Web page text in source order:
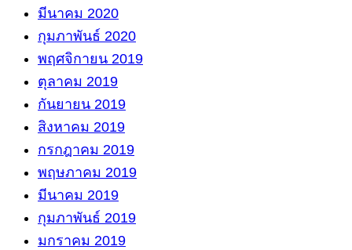
มีนาคม 2020
กุมภาพันธ์ 2020
พฤศจิกายน 2019
ตุลาคม 2019
กันยายน 2019
สิงหาคม 2019
กรกฎาคม 2019
พฤษภาคม 2019
มีนาคม 2019
กุมภาพันธ์ 2019
มกราคม 2019